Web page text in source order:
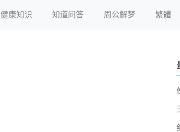
健康知识 知道问答 周公解梦 繁體